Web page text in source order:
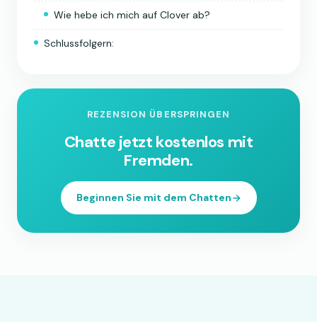
Wie hebe ich mich auf Clover ab?
Schlussfolgern:
REZENSION ÜBERSPRINGEN
Chatte jetzt kostenlos mit
Fremden.
Beginnen Sie mit dem Chatten